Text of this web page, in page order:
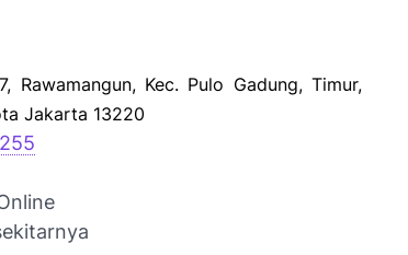
Rawamangun, Kec. Pulo Gadung, Timur,
Jakarta 13220